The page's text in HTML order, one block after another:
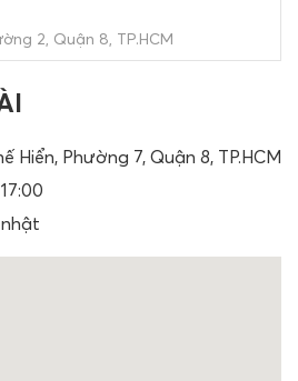
2, Quận 8, TP.HCM
Hiển, Phường 7, Quận 8, TP.HCM